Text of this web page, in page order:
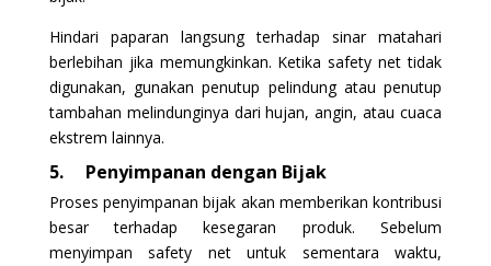
Hindari paparan langsung terhadap sinar matahari
berlebihan jika memungkinkan. Ketika safety net tidak
digunakan, gunakan penutup pelindung atau penutup
tambahan melindunginya dari hujan, angin, atau cuaca
ekstrem lainnya.
5. Penyimpanan dengan Bijak
Proses penyimpanan bijak akan memberikan kontribusi
besar terhadap kesegaran produk. Sebelum
menyimpan safety net untuk sementara waktu,